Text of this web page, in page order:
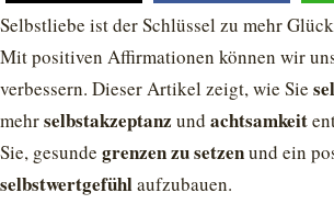
Selbstliebe ist der Schlüssel zu mehr
Mit positiven Affirmationen können wir
verbessern. Dieser Artikel zeigt, wie Sie
mehrselbstakzeptanz und achtsamkeit
Sie, gesunde grenzen zu setzenund ein
selbstwertgefühlaufzubauen.